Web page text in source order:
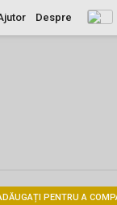
Despre
PENTRU A